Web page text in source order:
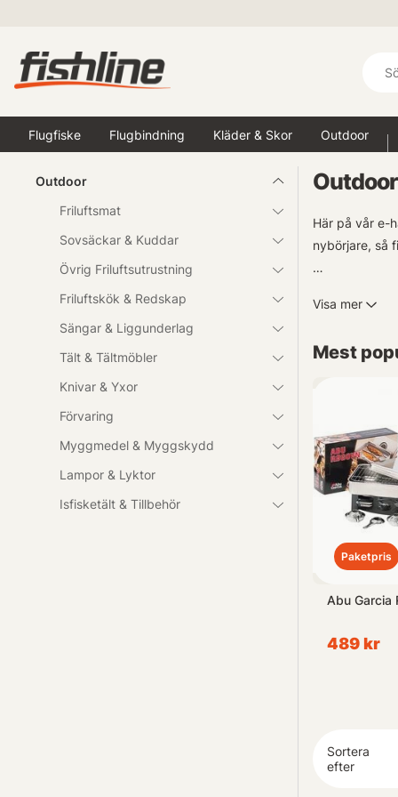
Flugfiske Flugbindning Kläder & Skor Outdoor
Outdoor
Friluftsmat
Sovsäckar & Kuddar
Övrig Friluftsutrustning
Friluftskök & Redskap
Sängar & Liggunderlag
Tält & Tältmöbler
Knivar & Yxor
Förvaring
Myggmedel & Myggskydd
Lampor & Lyktor
Isfisketält & Tillbehör
Outdoor
Här på vår e-
nybörjare, så
ryggsäckar
Så oavsett
är här för att
Visa mer
Mest
Paketpris
Abu Garcia
489 kr
Sortera
efter